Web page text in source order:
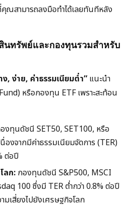
ณสามารถลงมือทำได้เลยทันทีหลัง
นทรัพย์และกองทุนรวมสำหรับ
ง, ง่าย, ค่าธรรมเนียมต่ำ” แนะนำ
หรือกองทุน ETF เพราะสะท้อน
งทุนดัชนี SET50, SET100, หรือ
องจากมีค่าธรรมเนียมจัดการ (TER)
ต่อปี
ลก: กองทุนดัชนี S&P500, MSCI
100 ซึ่งมี TER ต่ำกว่า 0.8% ต่อปี
มเสี่ยงไปยังเศรษฐกิจโลก